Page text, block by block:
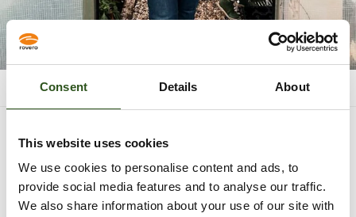
Consent Details About
This website uses cookies
We use cookies to personalise content and ads, to
provide social media features and to analyse our traffic.
We also share information about your use of our site with
Rovero 240-S Urban tunnel.
€ 1.919,50 € 1.098,90 VERKOOP
Verzendkostenworden berekend bij de checkout.